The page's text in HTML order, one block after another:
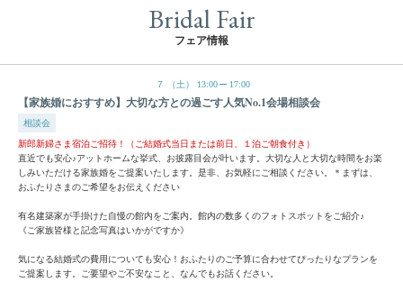
Bridal Fair
フェア情報
７ （土） 13:00 17:00
【家族婚におすすめ】大切な方との過ごす人気No.1会場相談会
相談会
新郎新婦さま宿泊ご招待！（ご結婚式当日または前日、１泊ご朝食付き）
直近でも安心♪アットホームな挙式、お披露目会が叶います。大切な人と大切な時間をお楽
しみいただける家族婚をご提案いたします。是非、お気軽にご相談ください。＊まずは、
おふたりさまのご希望をお伝えください
有名建築家が手掛けた自慢の館内をご案内。館内の数多くのフォトスポットをご紹介♪
《ご家族皆様と記念写真はいかがですか》
気になる結婚式の費用についても安心！おふたりのご予算に合わせてぴったりなプランを
ご提案します。ご要望やご不安なこと、なんでもお話ください。